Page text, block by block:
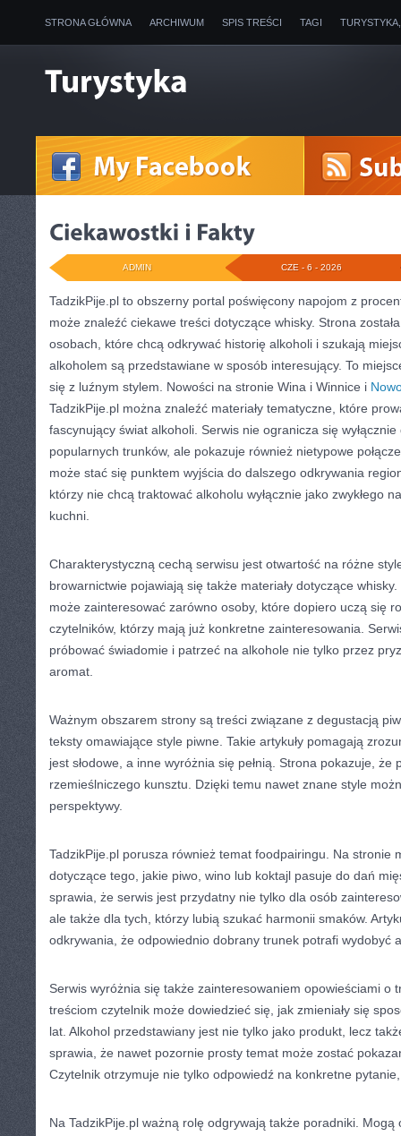
STRONA GŁÓWNA ARCHIWUM SPIS TREŚCI TAGI
CZE - 6 - 2026
ADMIN
TadzikPije.pl to obszerny portal poświęcony napojom z
może znaleźć ciekawe treści dotyczące whisky. Strona
osobach, które chcą odkrywać historię alkoholi i szukają
alkoholem są przedstawiane w sposób interesujący. To
się z luźnym stylem. Nowości na stronie Wina i Winnice i
TadzikPije.pl można znaleźć materiały tematyczne, które
fascynujący świat alkoholi. Serwis nie ogranicza się
popularnych trunków, ale pokazuje również nietypowe
może stać się punktem wyjścia do dalszego odkrywania
którzy nie chcą traktować alkoholu wyłącznie jako zwykłego
kuchni.
Charakterystyczną cechą serwisu jest otwartość na różne
browarnictwie pojawiają się także materiały dotyczące
może zainteresować zarówno osoby, które dopiero uczą się
czytelników, którzy mają już konkretne zainteresowania.
próbować świadomie i patrzeć na alkohole nie tylko przez
aromat.
Ważnym obszarem strony są treści związane z degustacją
teksty omawiające style piwne. Takie artykuły pomagają
jest słodowe, a inne wyróżnia się pełnią. Strona pokazuje, że
rzemieślniczego kunsztu. Dzięki temu nawet znane style
perspektywy.
TadzikPije.pl porusza również temat foodpairingu. Na stronie
dotyczące tego, jakie piwo, wino lub koktajl pasuje do dań
sprawia, że serwis jest przydatny nie tylko dla osób
ale także dla tych, którzy lubią szukać harmonii smaków.
odkrywania, że odpowiednio dobrany trunek potrafi wydobyć
Serwis wyróżnia się także zainteresowaniem opowieściami o
treściom czytelnik może dowiedzieć się, jak zmieniały się
lat. Alkohol przedstawiany jest nie tylko jako produkt, lecz
sprawia, że nawet pozornie prosty temat może zostać
Czytelnik otrzymuje nie tylko odpowiedź na konkretne
Na TadzikPije.pl ważną rolę odgrywają także poradniki. Mogą